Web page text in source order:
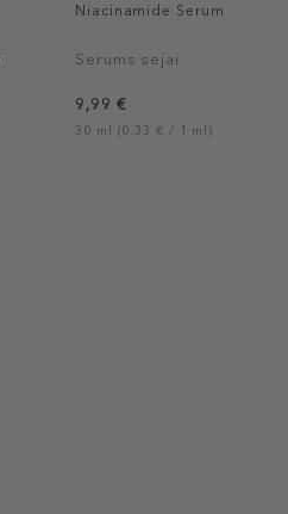
Niacinamide Serum
Serums sejai
9,99 €
30 ml (0,33 € / 1 ml)